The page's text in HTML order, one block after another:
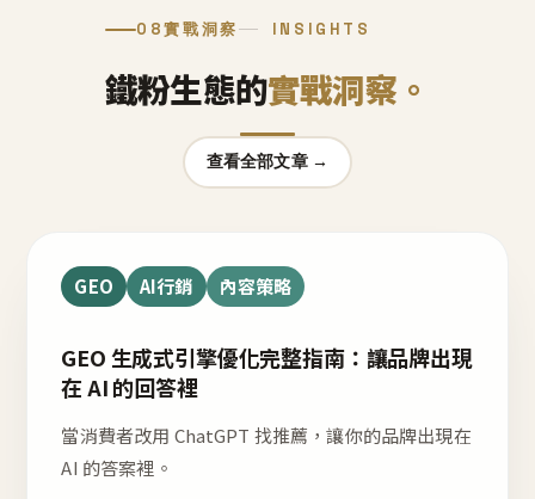
08實戰洞察 INSIGHTS
鐵粉生態的實戰洞察。
查看全部文章 →
GEO AI行銷 內容策略
GEO 生成式引擎優化完整指南：讓品牌出現
在 AI 的回答裡
當消費者改用 ChatGPT 找推薦，讓你的品牌出現在
AI 的答案裡。